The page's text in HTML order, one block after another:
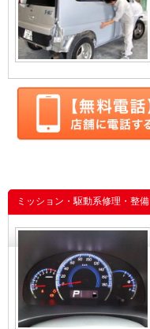
ミッション・駆動系修理・整備